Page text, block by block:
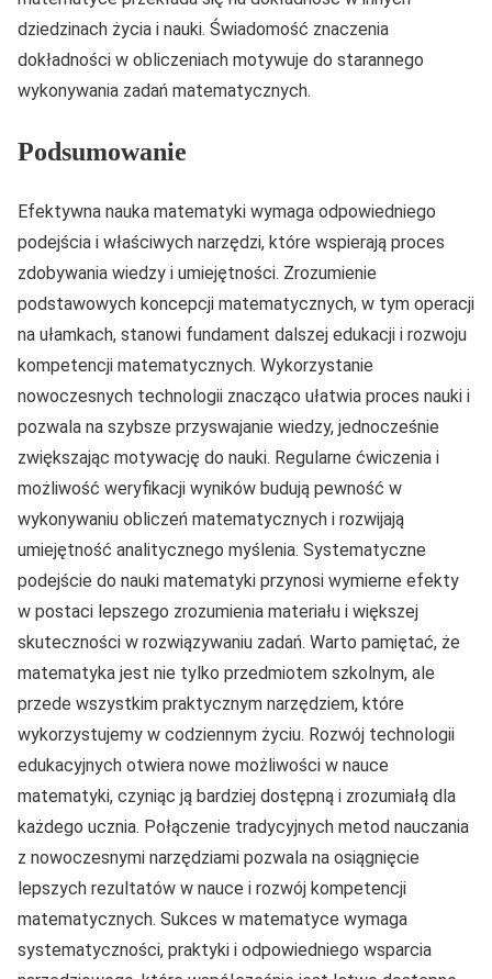
dziedzinach życia i nauki. Świadomość znaczenia
dokładności w obliczeniach motywuje do starannego
wykonywania zadań matematycznych.
Podsumowanie
Efektywna nauka matematyki wymaga odpowiedniego
podejścia i właściwych narzędzi, które wspierają proces
zdobywania wiedzy i umiejętności. Zrozumienie
podstawowych koncepcji matematycznych, w tym operacji
na ułamkach, stanowi fundament dalszej edukacji i rozwoju
kompetencji matematycznych. Wykorzystanie
nowoczesnych technologii znacząco ułatwia proces nauki i
pozwala na szybsze przyswajanie wiedzy, jednocześnie
zwiększając motywację do nauki. Regularne ćwiczenia i
możliwość weryfikacji wyników budują pewność w
wykonywaniu obliczeń matematycznych i rozwijają
umiejętność analitycznego myślenia. Systematyczne
podejście do nauki matematyki przynosi wymierne efekty
w postaci lepszego zrozumienia materiału i większej
skuteczności w rozwiązywaniu zadań. Warto pamiętać, że
matematyka jest nie tylko przedmiotem szkolnym, ale
przede wszystkim praktycznym narzędziem, które
wykorzystujemy w codziennym życiu. Rozwój technologii
edukacyjnych otwiera nowe możliwości w nauce
matematyki, czyniąc ją bardziej dostępną i zrozumiałą dla
każdego ucznia. Połączenie tradycyjnych metod nauczania
z nowoczesnymi narzędziami pozwala na osiągnięcie
lepszych rezultatów w nauce i rozwój kompetencji
matematycznych. Sukces w matematyce wymaga
systematyczności, praktyki i odpowiedniego wsparcia